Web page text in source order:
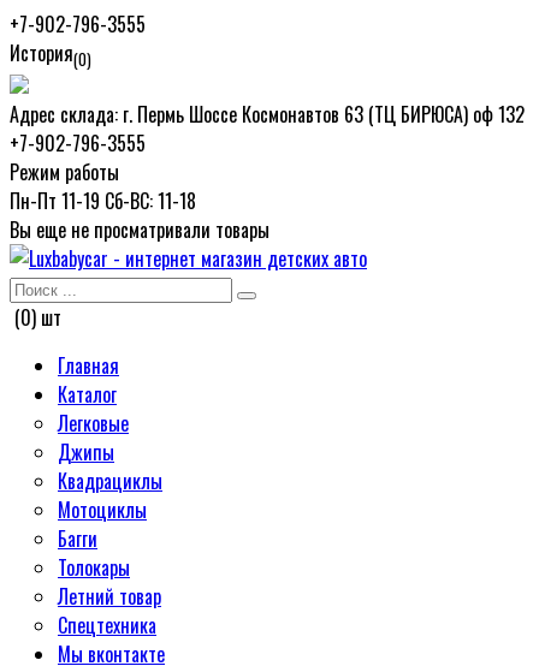
+7-902-796-3555
История(0)
Адрес склада: г. Пермь Шоссе Космонавтов 63 (ТЦ БИРЮСА) оф 132
+7-902-796-3555
Режим работы
Пн-Пт 11-19 Сб-ВС: 11-18
Вы еще не просматривали товары
(0) шт
Главная
Каталог
Легковые
Джипы
Квадрациклы
Мотоциклы
Багги
Толокары
Летний товар
Спецтехника
Мы вконтакте